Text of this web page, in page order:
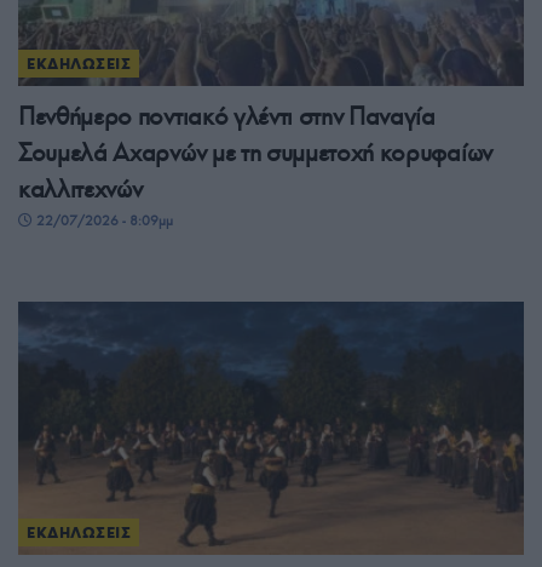
ΕΚΔΗΛΩΣΕΙΣ
Πενθήμερο ποντιακό γλέντι στην Παναγία
Σουμελά Αχαρνών με τη συμμετοχή κορυφαίων
καλλιτεχνών
22/07/2026 - 8:09μμ
ΕΚΔΗΛΩΣΕΙΣ